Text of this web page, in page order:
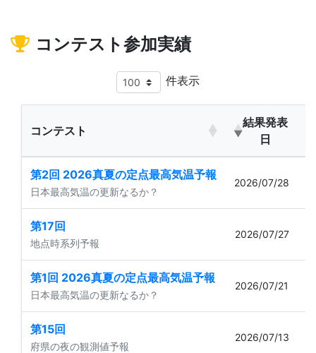
コンテスト参加実績
件表示
コンテスト
結果発表
日
第2回 2026真夏の定点最高気温予報
日本最高気温の更新なるか？
2026/07/28
第17回
地点時系列予報
2026/07/27
第1回 2026真夏の定点最高気温予報
日本最高気温の更新なるか？
2026/07/21
第15回
府県の夜の観測値予報
2026/07/13